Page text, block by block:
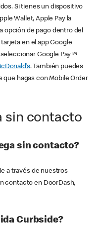
Si tienes un dispositivo
Wallet, Apple Pay la
de pago dentro del
en el app Google
Google Pay™
. También puedes
que hagas con Mobile Order
sin contacto
sin contacto?
a través de nuestros
contacto en DoorDash,
Curbside?